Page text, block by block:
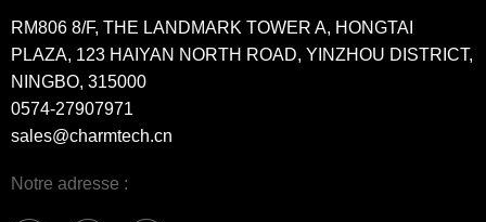
RM806 8/F, THE LANDMARK TOWER A, HONGTAI
PLAZA, 123 HAIYAN NORTH ROAD, YINZHOU DISTRICT,
NINGBO, 315000
0574-27907971
sales@charmtech.cn
Notre adresse :